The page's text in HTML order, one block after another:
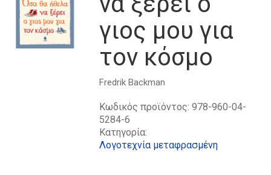
γιος μου για
τον κόσμο
Fredrik Backman
Κωδικός προϊόντος:978-960-04-
5284-6
Κατηγορία:
Λογοτεχνία μεταφρασμένη